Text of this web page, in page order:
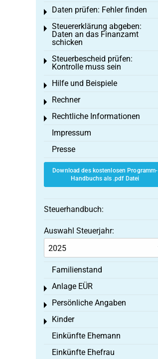
Daten prüfen: Fehler finden
Toggle menu
Steuererklärung abgeben:
Daten an das Finanzamt
schicken
Toggle menu
Steuerbescheid prüfen:
Kontrolle muss sein
Toggle menu
Hilfe und Beispiele
Toggle menu
Rechner
Toggle menu
Rechtliche Informationen
Toggle menu
Impressum
Presse
Download des kostenlosen Programm-
Handbuchs als .pdf Datei
Steuerhandbuch:
Auswahl Steuerjahr:
Familienstand
Anlage EÜR
Toggle menu
Persönliche Angaben
Toggle menu
Kinder
Toggle menu
Einkünfte Ehemann
Einkünfte Ehefrau